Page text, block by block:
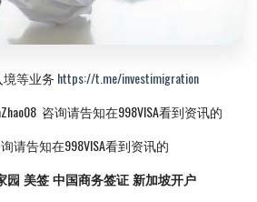
等业务 https://t.me/investimigration
咨询请告知在998VISA看到资讯的
请告知在998VISA看到资讯的
园 美签 中国商务签证 新加坡开户